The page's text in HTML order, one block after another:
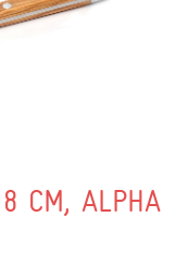
CM, ALPHA